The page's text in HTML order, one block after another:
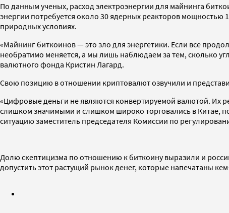
По данным ученых, расход электроэнергии для майнинга
энергии потребуется около 30 ядерных реакторов мощностью
природных условиях.
«Майнинг биткоинов — это зло для энергетики. Если все
необратимо меняется, а мы лишь наблюдаем за тем, сколько
валютного фонда Кристин Лагард.
Свою позицию в отношении криптовалют озвучили и
«Цифровые деньги не являются конвертируемой валютой. Их
слишком значимыми и слишком широко торговались в Китае,
ситуацию заместитель председателя Комиссии по
Долю скептицизма по отношению к биткоину выразили и
допустить этот растущий рынок денег, которые напечатаны